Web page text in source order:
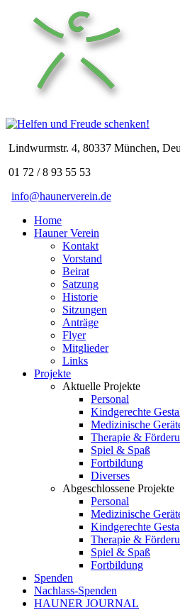
Lindwurmstr. 4, 80337 München,
01 72 / 8 93 55 53
info@haunerverein.de
Home
Hauner Verein
Kontakt
Vorstand
Beirat
Satzung
Historie
Sitzungen
Anträge
Flyer
Mitglieder
Links
Projekte
Aktuelle Projekte
Personal
Kindgerechte
Medizinische
Therapie &
Spiel & Spaß
Fortbildung
Diverses
Abgeschlossene Projekte
Personal
Medizinische
Kindgerechte
Therapie &
Spiel & Spaß
Fortbildung
Spenden
Nachlass-Spenden
HAUNER JOURNAL